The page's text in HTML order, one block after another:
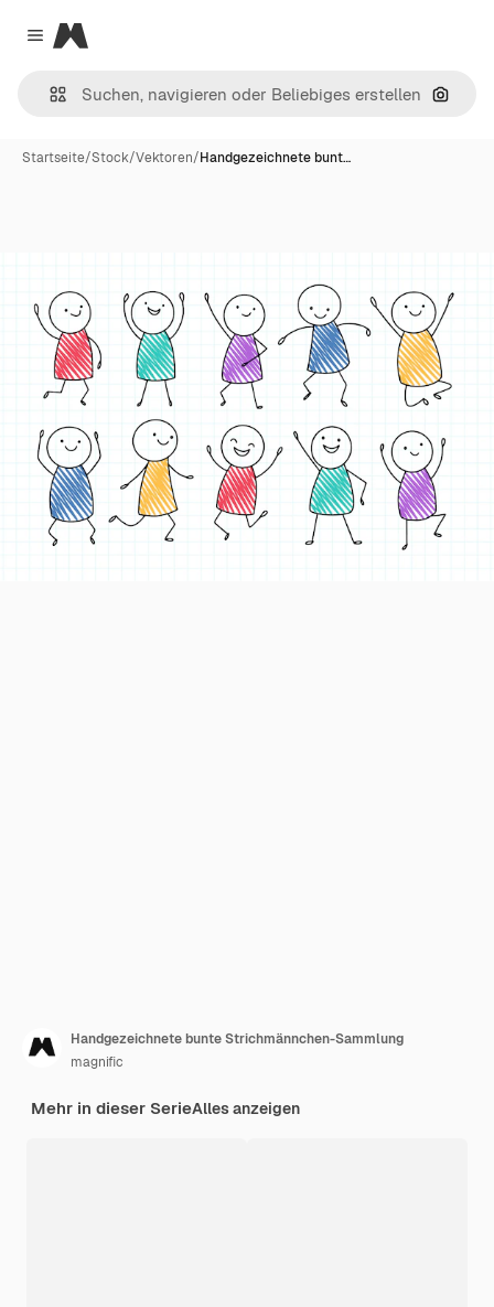
Close menu
Magnific
Nach
Startseite/Stock/Vektoren/Handgezeichnete bunt…
Handgezeichnete bunte Strichmännchen-Sammlung
magnific
Mehr in dieser SerieAlles anzeigen